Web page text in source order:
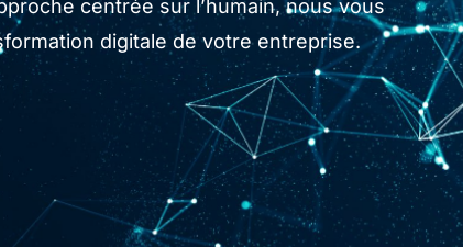
centrée sur l’humain, nous vous
digitale de votre entreprise.